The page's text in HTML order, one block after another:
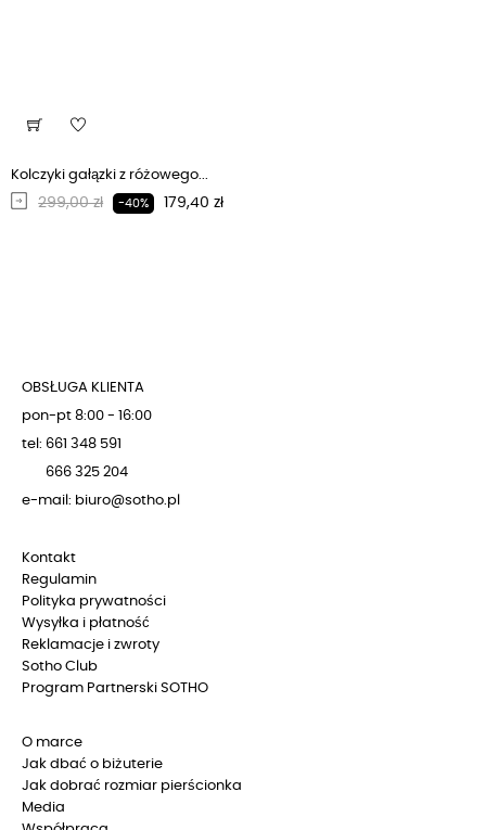
Kolczyki gałązki z różowego...
Regularna cena
299,00 zł -40% Cena
179,40 zł
OBSŁUGA KLIENTA
pon-pt 8:00 - 16:00
tel: 661 348 591
666 325 204
e-mail: biuro@sotho.pl
Kontakt
Regulamin
Polityka prywatności
Wysyłka i płatność
Reklamacje i zwroty
Sotho Club
Program Partnerski SOTHO
O marce
Jak dbać o biżuterie
Jak dobrać rozmiar pierścionka
Media